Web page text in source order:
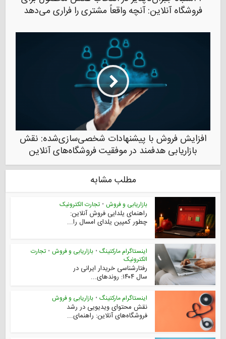
فروشگاه آنلاین: آنچه واقعاً مشتری را فراری می‌دهد
افزایش فروش با پیشنهادات شخصی‌سازی‌شده: نقش
بازاریابی هدفمند در موفقیت فروشگاه‌های آنلاین
مطلب مشابه
بازاریابی و فروش • تجارت الکترونیک
راهنمای یلدایی فروش آنلاین:
چطور کمپین یلدای امسال را...
اینستاگرام مارکتینگ • بازاریابی و فروش • تجارت
الکترونیک
رفتارشناسی خریدار ایرانی در
سال ۱۴۰۴: روندهای...
اینستاگرام مارکتینگ • بازاریابی و فروش
نقش محتوای ویدیویی در رشد
فروشگاه‌های آنلاین: راهنمای...